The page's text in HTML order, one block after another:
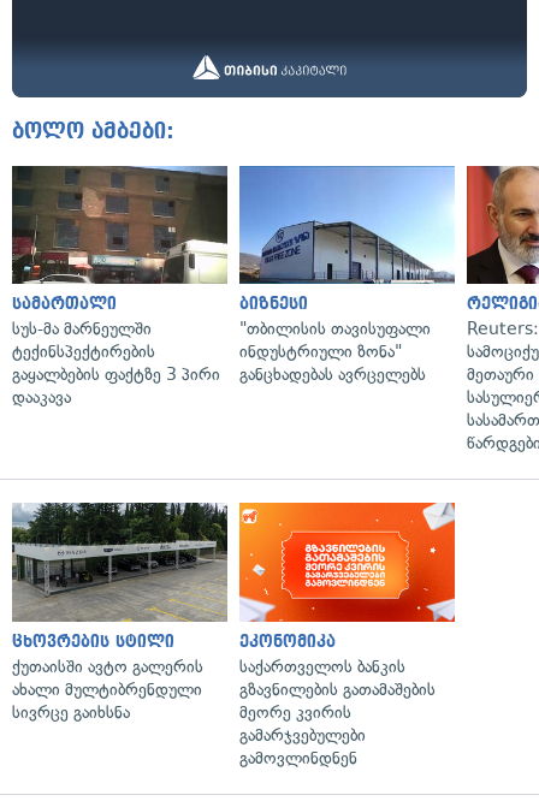
ბოლო ამბები:
სამართალი
სუს-მა მარნეულში
ტექინსპექტირების
გაყალბების ფაქტზე 3 პირი
დააკავა
ბიზნესი
"თბილისის თავისუფალი
ინდუსტრიული ზონა"
განცხადებას ავრცელებს
მეთაური
ცხოვრების სტილი
ქუთაისში ავტო გალერის
ახალი მულტიბრენდული
სივრცე გაიხსნა
ეკონომიკა
საქართველოს ბანკის
გზავნილების გათამაშების
მეორე კვირის
გამარჯვებულები
გამოვლინდნენ